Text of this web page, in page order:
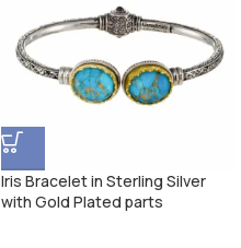
Iris Bracelet in Sterling Silver
with Gold Plated parts